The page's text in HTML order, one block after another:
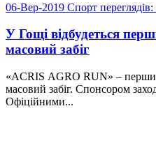
06-Вер-2019 Спорт переглядів:
У Гощі відбудеться
масовий забіг
«ACRIS AGRO RUN» –
масовий забіг. Спонсором
Офіційними...